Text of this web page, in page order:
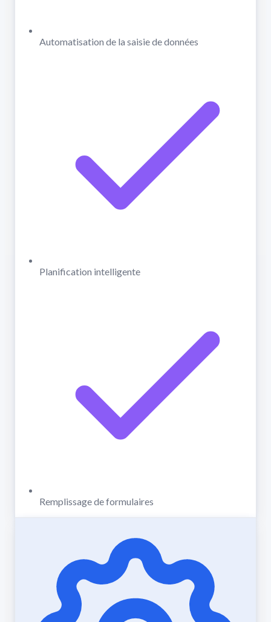
Automatisation de la saisie de données
Planification intelligente
Remplissage de formulaires